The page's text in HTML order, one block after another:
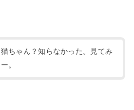
猫ちゃん？知らなかった。見てみ
。